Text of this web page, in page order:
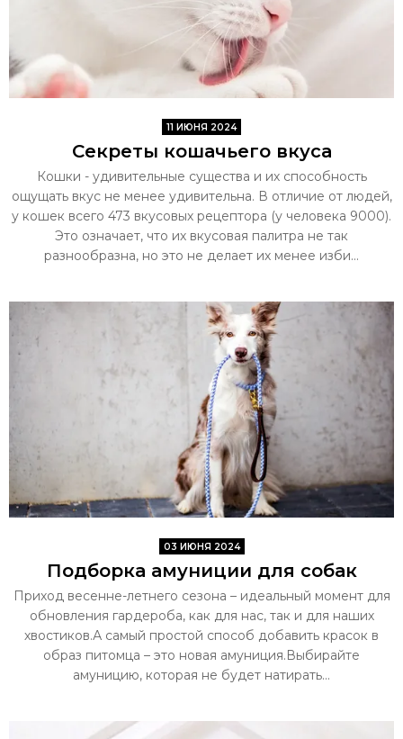
11 ИЮНЯ 2024
Секреты кошачьего вкуса
Кошки - удивительные существа и их способность
ощущать вкус не менее удивительна. В отличие от людей,
у кошек всего 473 вкусовых рецептора (у человека 9000).
Это означает, что их вкусовая палитра не так
разнообразна, но это не делает их менее изби...
03 ИЮНЯ 2024
Подборка амуниции для собак
Приход весенне-летнего сезона – идеальный момент для
обновления гардероба, как для нас, так и для наших
хвостиков.А самый простой способ добавить красок в
образ питомца – это новая амуниция.Выбирайте
амуницию, которая не будет натирать...